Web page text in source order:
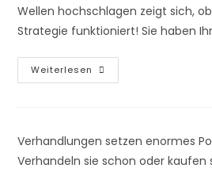
Wellen hochschlagen zeigt sich,
Strategie funktioniert! Sie haben
Weiterlesen In
Der
Krise
–
Verlieren
Verhandlungen setzen enormes
Verhandeln sie schon oder kaufen